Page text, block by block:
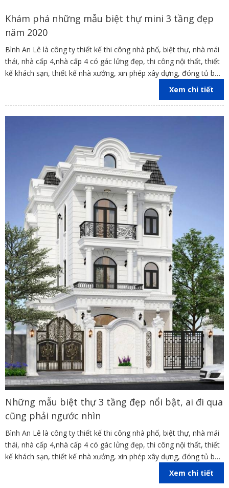
Khám phá những mẫu biệt thự mini 3 tầng đẹp
năm 2020
Bình An Lê là công ty thiết kế thi công nhà phố, biệt thự, nhà mái
thái, nhà cấp 4,nhà cấp 4 có gác lửng đẹp, thi công nội thất, thiết
kế khách sạn, thiết kế nhà xưởng, xin phép xây dựng, đóng tủ bếp
trên địa bàn các tỉnh Đồng Nai, Bình Dương, TP Hồ Chí Minh,
Xem chi tiết
Những mẫu biệt thự 3 tầng đẹp nổi bật, ai đi qua
cũng phải ngước nhìn
Bình An Lê là công ty thiết kế thi công nhà phố, biệt thự, nhà mái
thái, nhà cấp 4,nhà cấp 4 có gác lửng đẹp, thi công nội thất, thiết
kế khách sạn, thiết kế nhà xưởng, xin phép xây dựng, đóng tủ bếp
trên địa bàn các tỉnh Đồng Nai, Bình Dương, TP Hồ Chí Minh,
Xem chi tiết